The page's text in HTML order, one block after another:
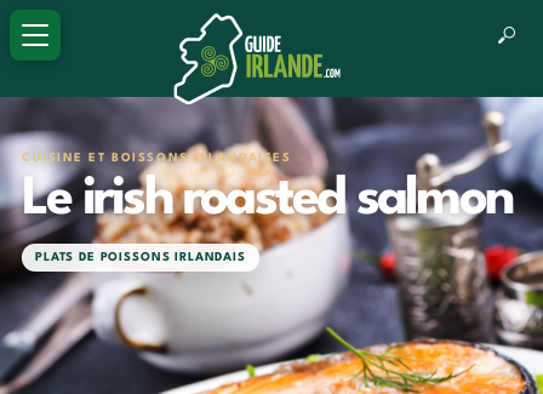
CUISINE ET BOISSONS IRLANDAISES
Le irish roasted salmon
PLATS DE POISSONS IRLANDAIS